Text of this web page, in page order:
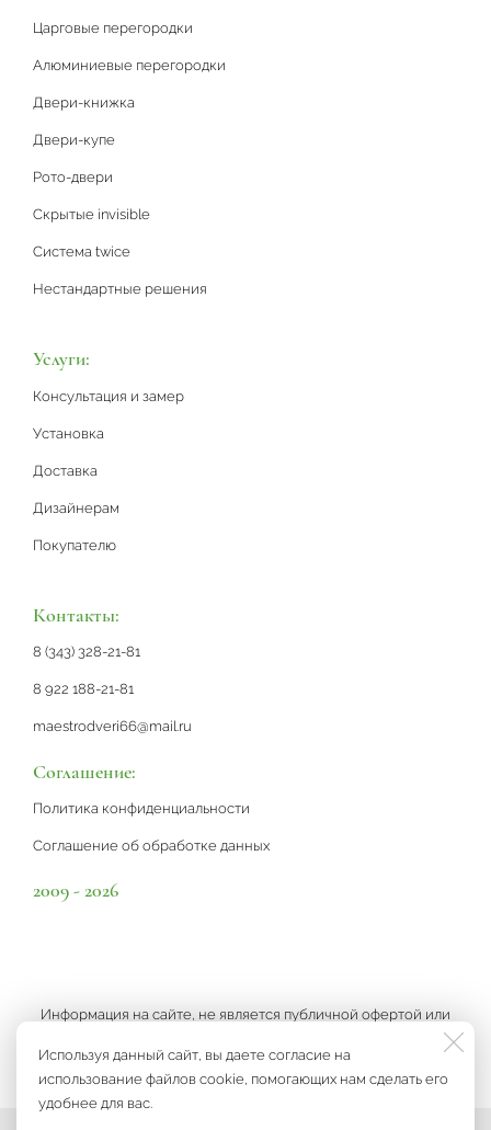
Используя данный сайт, вы даете согласие на
использование файлов cookie, помогающих нам сделать его
удобнее для вас.
Царговые перегородки
Алюминиевые перегородки
Двери-книжка
Двери-купе
Рото-двери
Скрытые invisible
Система twice
Нестандартные решения
Услуги:
Консультация и замер
Установка
Доставка
Дизайнерам
Покупателю
Контакты:
8 (343) 328-21-81
8 922 188-21-81
maestrodveri66@mail.ru
Соглашение:
Политика конфиденциальности
Соглашение об обработке данных
2009 - 2026
Информация на сайте, не является публичной офертой или
рекламой, а носит информационный характер и может быть
изменена по усмотрению компании.